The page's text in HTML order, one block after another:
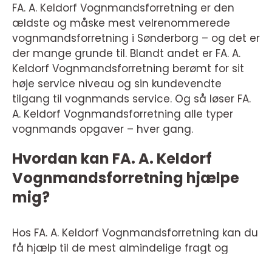
FA. A. Keldorf Vognmandsforretning er den
ældste og måske mest velrenommerede
vognmandsforretning i Sønderborg – og det er
der mange grunde til. Blandt andet er FA. A.
Keldorf Vognmandsforretning berømt for sit
høje service niveau og sin kundevendte
tilgang til vognmands service. Og så løser FA.
A. Keldorf Vognmandsforretning alle typer
vognmands opgaver – hver gang.
Hvordan kan FA. A. Keldorf
Vognmandsforretning hjælpe
mig?
Hos FA. A. Keldorf Vognmandsforretning kan du
få hjælp til de mest almindelige fragt og